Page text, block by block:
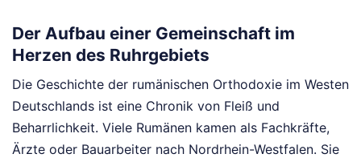
Der Aufbau einer Gemeinschaft im
Herzen des Ruhrgebiets
Die Geschichte der rumänischen Orthodoxie im Westen
Deutschlands ist eine Chronik von Fleiß und
Beharrlichkeit. Viele Rumänen kamen als Fachkräfte,
Ärzte oder Bauarbeiter nach Nordrhein-Westfalen. Sie